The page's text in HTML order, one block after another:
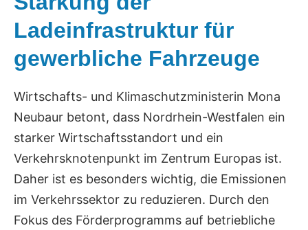
Ladeinfrastruktur für
gewerbliche Fahrzeuge
Wirtschafts- und Klimaschutzministerin Mona
Neubaur betont, dass Nordrhein-Westfalen ein
starker Wirtschaftsstandort und ein
Verkehrsknotenpunkt im Zentrum Europas ist.
Daher ist es besonders wichtig, die Emissionen
im Verkehrssektor zu reduzieren. Durch den
Fokus des Förderprogramms auf betriebliche